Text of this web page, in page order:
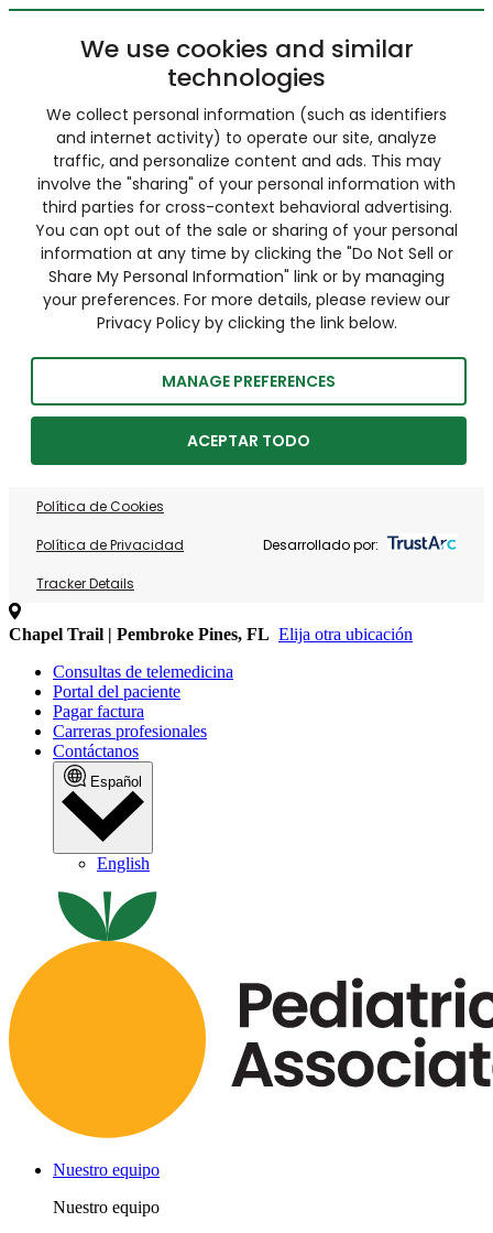
We use cookies and similar
technologies
We collect personal information (such as identifiers
and internet activity) to operate our site, analyze
traffic, and personalize content and ads. This may
involve the "sharing" of your personal information with
third parties for cross-context behavioral advertising.
You can opt out of the sale or sharing of your personal
information at any time by clicking the "Do Not Sell or
Share My Personal Information" link or by managing
your preferences. For more details, please review our
Privacy Policy by clicking the link below.
MANAGE PREFERENCES
ACEPTAR TODO
Política de Cookies
Política de Privacidad
Tracker Details
Desarrollado por:
Chapel Trail | Pembroke Pines, FL Elija otra ubicación
Consultas de telemedicina
Portal del paciente
Pagar factura
Carreras profesionales
Contáctanos
Español
English
Nuestro equipo
Nuestro equipo